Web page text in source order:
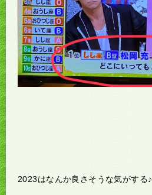
2023はなんか良さそうな気がする♪